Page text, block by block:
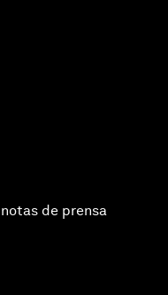
de prensa